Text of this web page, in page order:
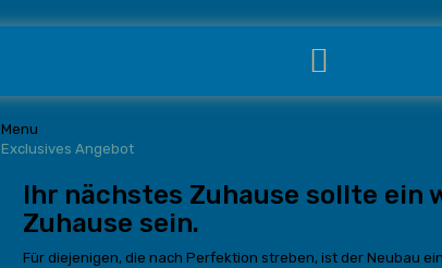
Menu
Exclusives Angebot
Ihr nächstes Zuhause sollte ein
Zuhause sein.
Für diejenigen, die nach Perfektion streben, ist der Neubau